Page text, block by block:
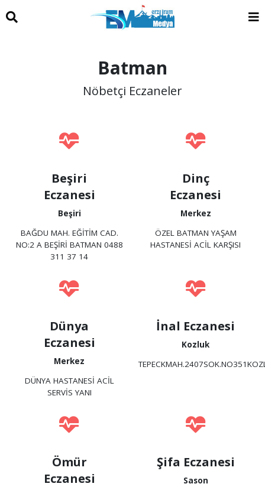
Batman
Nöbetçi Eczaneler
Beşiri
Eczanesi
Beşiri
BAĞDU MAH. EĞİTİM CAD.
NO:2 A BEŞİRİ BATMAN 0488
311 37 14
Dinç
Eczanesi
Merkez
ÖZEL BATMAN YAŞAM
HASTANESİ ACİL KARŞISI
Dünya
Eczanesi
Merkez
DÜNYA HASTANESİ ACİL
SERVİS YANI
İnal Eczanesi
Kozluk
Ömür
Eczanesi
Şifa Eczanesi
Sason